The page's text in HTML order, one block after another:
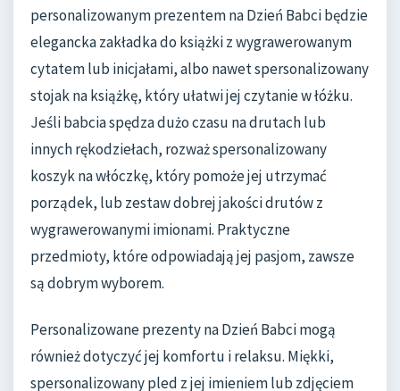
personalizowanym prezentem na Dzień Babci będzie
elegancka zakładka do książki z wygrawerowanym
cytatem lub inicjałami, albo nawet spersonalizowany
stojak na książkę, który ułatwi jej czytanie w łóżku.
Jeśli babcia spędza dużo czasu na drutach lub
innych rękodziełach, rozważ spersonalizowany
koszyk na włóczkę, który pomoże jej utrzymać
porządek, lub zestaw dobrej jakości drutów z
wygrawerowanymi imionami. Praktyczne
przedmioty, które odpowiadają jej pasjom, zawsze
są dobrym wyborem.
Personalizowane prezenty na Dzień Babci mogą
również dotyczyć jej komfortu i relaksu. Miękki,
spersonalizowany pled z jej imieniem lub zdjęciem